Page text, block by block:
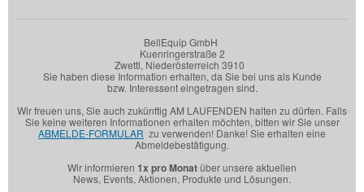
BellEquip GmbH
Kuenringerstraße 2
Zwettl, Niederösterreich 3910
Sie haben diese Information erhalten, da Sie bei uns als Kunde
bzw. Interessent eingetragen sind.
Wir freuen uns, Sie auch zukünftig AM LAUFENDEN halten zu dürfen. Falls
Sie keine weiteren Informationen erhalten möchten, bitten wir Sie unser
ABMELDE-FORMULAR zu verwenden! Danke! Sie erhalten eine
Abmeldebestätigung.
Wir informieren 1x pro Monatüber unsere aktuellen
News, Events, Aktionen, Produkte und Lösungen.